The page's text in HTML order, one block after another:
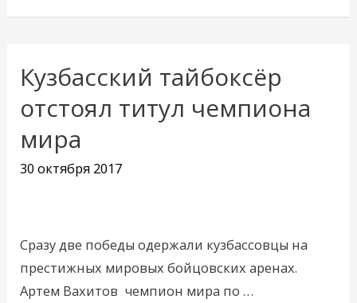
Кузбасский тайбоксёр
отстоял титул чемпиона
мира
30 октября 2017
Сразу две победы одержали кузбассовцы на
престижных мировых бойцовских аренах.
Артем Вахитов чемпион мира по …
Кузбасский
тайбоксёр
отстоял
титул
чемпиона